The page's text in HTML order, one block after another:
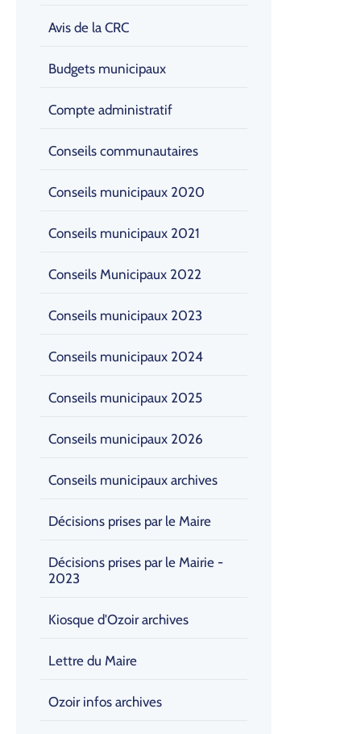
Avis de la CRC
Budgets municipaux
Compte administratif
Conseils communautaires
Conseils municipaux 2020
Conseils municipaux 2021
Conseils Municipaux 2022
Conseils municipaux 2023
Conseils municipaux 2024
Conseils municipaux 2025
Conseils municipaux 2026
Conseils municipaux archives
Décisions prises par le Maire
Décisions prises par le Mairie -
2023
Kiosque d'Ozoir archives
Lettre du Maire
Ozoir infos archives